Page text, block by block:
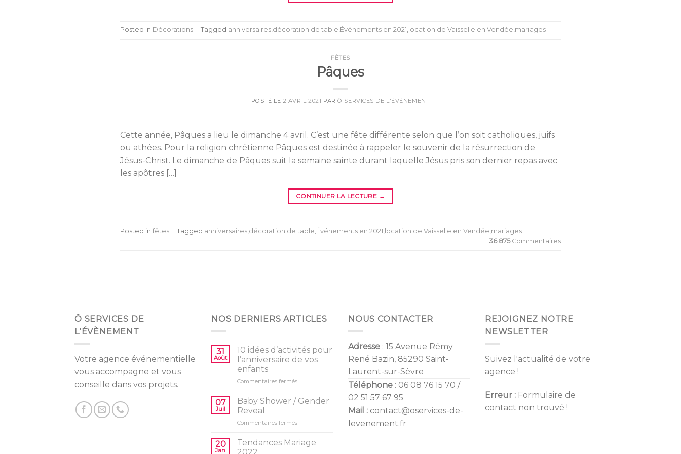
Posted in Décorations Tagged anniversaires,décoration de table,Événements en 2021, location de Vaisselle en Vendée,mariages
FÊTES
Pâques
POSTÉ LE 2 AVRIL 2021 PARÔ SERVICES DE L'ÉVÈNEMENT
Cette année, Pâques a lieu le dimanche 4 avril. C’est une fête différente selon que l’on soit catholiques, juifs
ou athées. Pour la religion chrétienne Pâques est destinée à rappeler le souvenir de la résurrection de
Jésus-Christ. Le dimanche de Pâques suit la semaine sainte durant laquelle Jésus pris son dernier repas avec
les apôtres […]
CONTINUER LA LECTURE →
Posted in fêtes Tagged anniversaires décoration de table Événements en 2021 location de Vaisselle en Vendée mariages
36 875Commentaires
Ô SERVICES DE
L'ÉVÈNEMENT
Votre agence événementielle
vous accompagne et vous
conseille dans vos projets.
NOS DERNIERS ARTICLES
31
Août
10 idées d’activités pour
l’anniversaire de vos
enfants
Commentaires ferméssur
idées
l’anniversaire
vos
07
Juil
Baby Shower / Gender
Reveal
Commentaires ferméssur
Shower
20
Jan
Tendances Mariage
NOUS CONTACTER
Adresse : 15 Avenue Rémy
René Bazin, 85290 Saint-
Laurent-sur-Sèvre
Téléphone : 06 08 76 15 70 /
02 51 57 67 95
Mail : contact@oservices-de-
levenement.fr
REJOIGNEZ NOTRE
NEWSLETTER
Suivez l'actualité de votre
agence !
Erreur : Formulaire de
contact non trouvé !